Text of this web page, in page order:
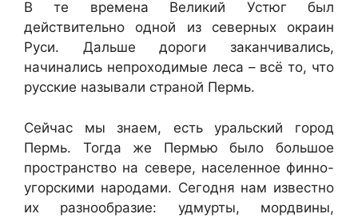
В те времена Великий Устюг был
действительно одной из северных окраин
Руси. Дальше дороги заканчивались,
начинались непроходимые леса – всё то, что
русские называли страной Пермь.
Сейчас мы знаем, есть уральский город
Пермь. Тогда же Пермью было большое
пространство на севере, населенное финно-
угорскими народами. Сегодня нам известно
их разнообразие: удмурты, мордвины,